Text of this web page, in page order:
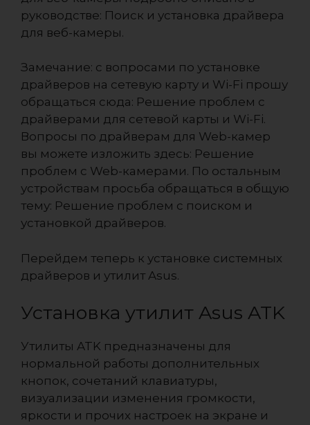
руководстве: Поиск и установка драйвера
для веб-камеры.
Замечание: с вопросами по установке
драйверов на сетевую карту и Wi-Fi прошу
обращаться сюда: Решение проблем с
драйверами для сетевой карты и Wi-Fi.
Вопросы по драйверам для Web-камер
вы можете изложить здесь: Решение
проблем с Web-камерами. По остальным
устройствам просьба обращаться в общую
тему: Решение проблем с поиском и
установкой драйверов.
Перейдем теперь к установке системных
драйверов и утилит Asus.
Установка утилит Asus ATK
Утилиты ATK предназначены для
нормальной работы дополнительных
кнопок, сочетаний клавиатуры,
визуализации изменения громкости,
яркости и прочих настроек на экране и